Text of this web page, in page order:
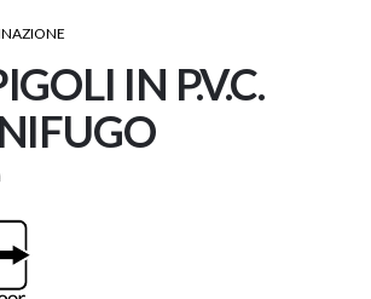
IN P.V.C.